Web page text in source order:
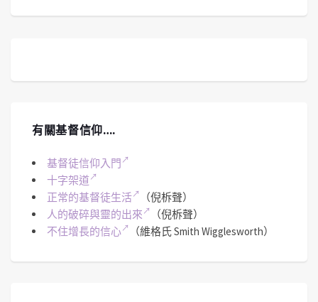
有關基督信仰….
基督徒信仰入門
十字架道
正常的基督徒生活
（倪柝聲）
人的破碎與靈的出來
（倪柝聲）
不住增長的信心
（維格氏 Smith Wigglesworth）